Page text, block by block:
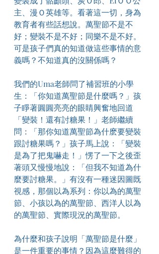
主、漫Ｏ英雄等。看著這一切，身為
教育者有些話想說。萬聖節不是不
好；變裝不是不好；同樂不是不好。
可是孩子們真的知道做這些事情的意
義嗎？不知道真的沒關係嗎？​
我們的Uma老師問了補習班的小學
生：「你知道萬聖節是什麼嗎？」孩
子睜著圓圓亮亮的眼睛興奮地回道
「變裝！還有討糖果！」老師繼續
問：「那你知道萬聖節為什麽要變裝
跟討糖果嗎？」孩子馬上說：「變裝
是為了把鬼嚇走！」愣了一下之後歪
著頭又慢慢地說：「但我不知道為什
麼要討糖果。」有沒有一種迷因圖既
視感，那個以為系列：你以為的萬聖
節、小孩以為的萬聖節、西洋人以為
的萬聖節、實際現況的萬聖節。​
為什麼和孩子說明「萬聖節是什麼」
是一件重要的事情？因為這麼難得的